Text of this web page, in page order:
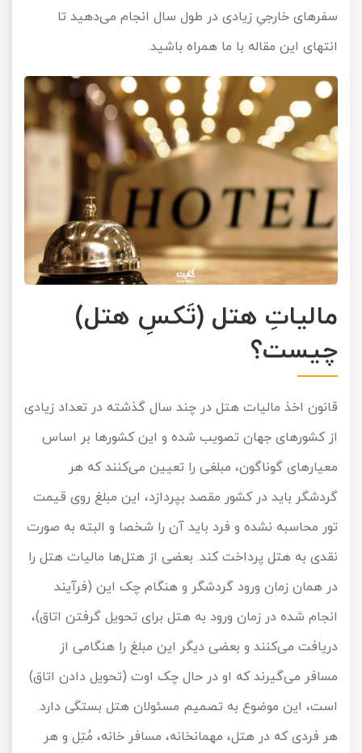
سفرهای خارجیِ زیادی در طول سال انجام می‌دهید تا
انتهای این مقاله با ما همراه باشید.
مالیاتِ هتل (تَکسِ هتل)
چیست؟
قانون اخذ مالیات هتل در چند سال گذشته در تعداد زیادی
از کشورهای جهان تصویب شده و این کشورها بر اساس
معیارهای گوناگون، مبلغی را تعیین می‌کنند که هر
گردشگر باید در کشور مقصد بپردازد، این مبلغ روی قیمت
تور محاسبه نشده و فرد باید آن را شخصا و البته به صورت
نقدی به هتل پرداخت کند. بعضی از هتل‌ها مالیات هتل را
در همان زمان ورود گردشگر و هنگام چک این (فرآیند
انجام شده در زمان ورود به هتل برای تحویل گرفتن اتاق)،
دریافت می‌کنند و بعضی دیگر این مبلغ را هنگامی از
مسافر می‌گیرند که او در حال چک اوت (تحویل دادن اتاق)
است، این موضوع به تصمیم مسئولان هتل بستگی دارد.
هر فردی که در هتل، مهمانخانه، مسافر خانه، مُتِل و هر